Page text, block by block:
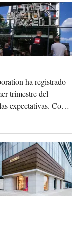
ha registrado
trimestre del
expectativas. Como
The North Face,